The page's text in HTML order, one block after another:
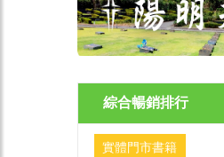
綜合暢銷排行
實體門市書籍